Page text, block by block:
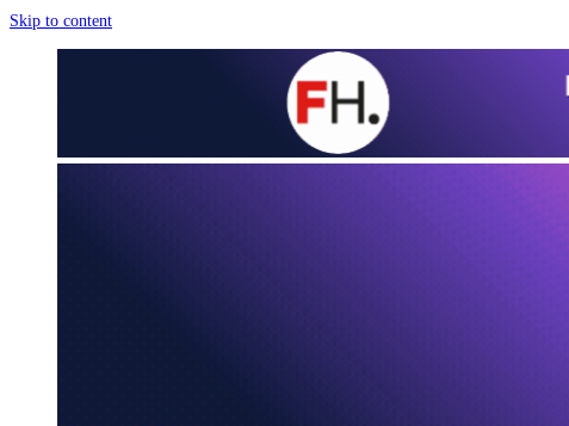
Skip to content